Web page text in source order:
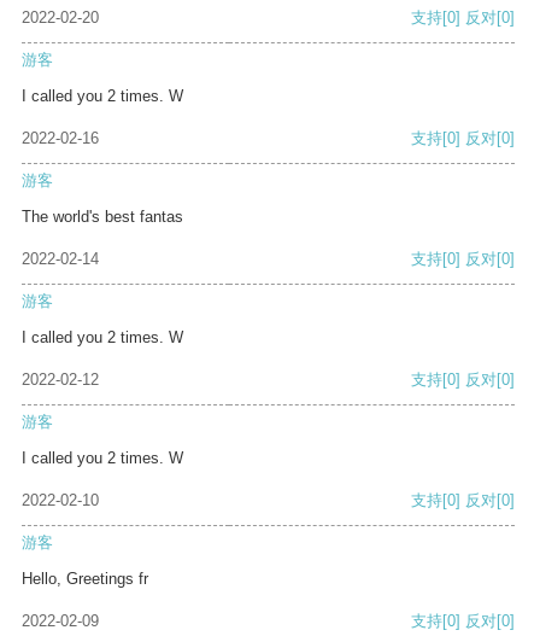
2022-02-20 支持[0] 反对[0]
游客
I called you 2 times. W
2022-02-16 支持[0] 反对[0]
游客
The world's best fantas
2022-02-14 支持[0] 反对[0]
游客
I called you 2 times. W
2022-02-12 支持[0] 反对[0]
游客
I called you 2 times. W
2022-02-10 支持[0] 反对[0]
游客
Hello, Greetings fr
2022-02-09 支持[0] 反对[0]